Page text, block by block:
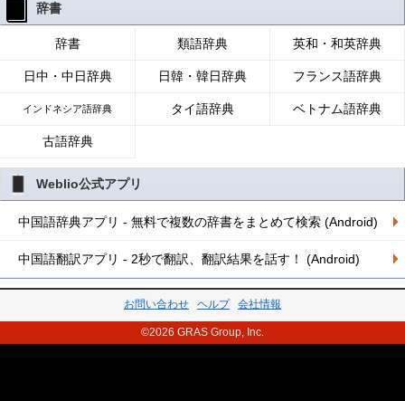
辞書
辞書 類語辞典 英和・和英辞典
日中・中日辞典 日韓・韓日辞典 フランス語辞典
インドネシア語辞典 タイ語辞典 ベトナム語辞典
古語辞典
Weblio公式アプリ
中国語辞典アプリ - 無料で複数の辞書をまとめて検索 (Android)
中国語翻訳アプリ - 2秒で翻訳、翻訳結果を話す！ (Android)
お問い合わせ ヘルプ 会社情報
©2026 GRAS Group, Inc.